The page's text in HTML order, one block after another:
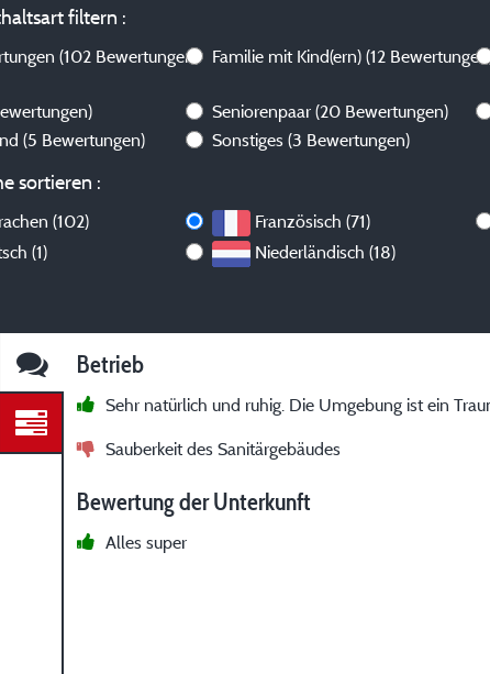
filtern :
(102 Bewertungen) Familie mit Kind(ern)(12
Seniorenpaar(20 Bewertungen)
(5 Bewertungen) Sonstiges(3 Bewertungen)
sortieren :
(102) Französisch (71)
(1)
Niederländisch (18)
Betrieb
Sehr natürlich und ruhig. Die Umgebung ist ein
Sauberkeit des Sanitärgebäudes
Bewertung der Unterkunft
Alles super